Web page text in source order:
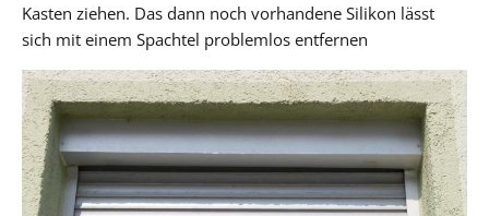
Kasten ziehen. Das dann noch vorhandene Silikon lässt
sich mit einem Spachtel problemlos entfernen